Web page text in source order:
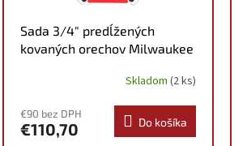
Sada 3/4" predĺžených
kovaných orechov Milwaukee
Skladom (2 ks)
€90 bez DPH
€110,70 Do košíka